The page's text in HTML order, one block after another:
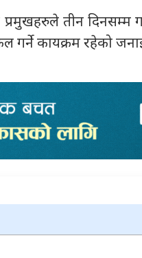
प्रमुखहरुले तीन
गर्ने कायक्रम रहेको